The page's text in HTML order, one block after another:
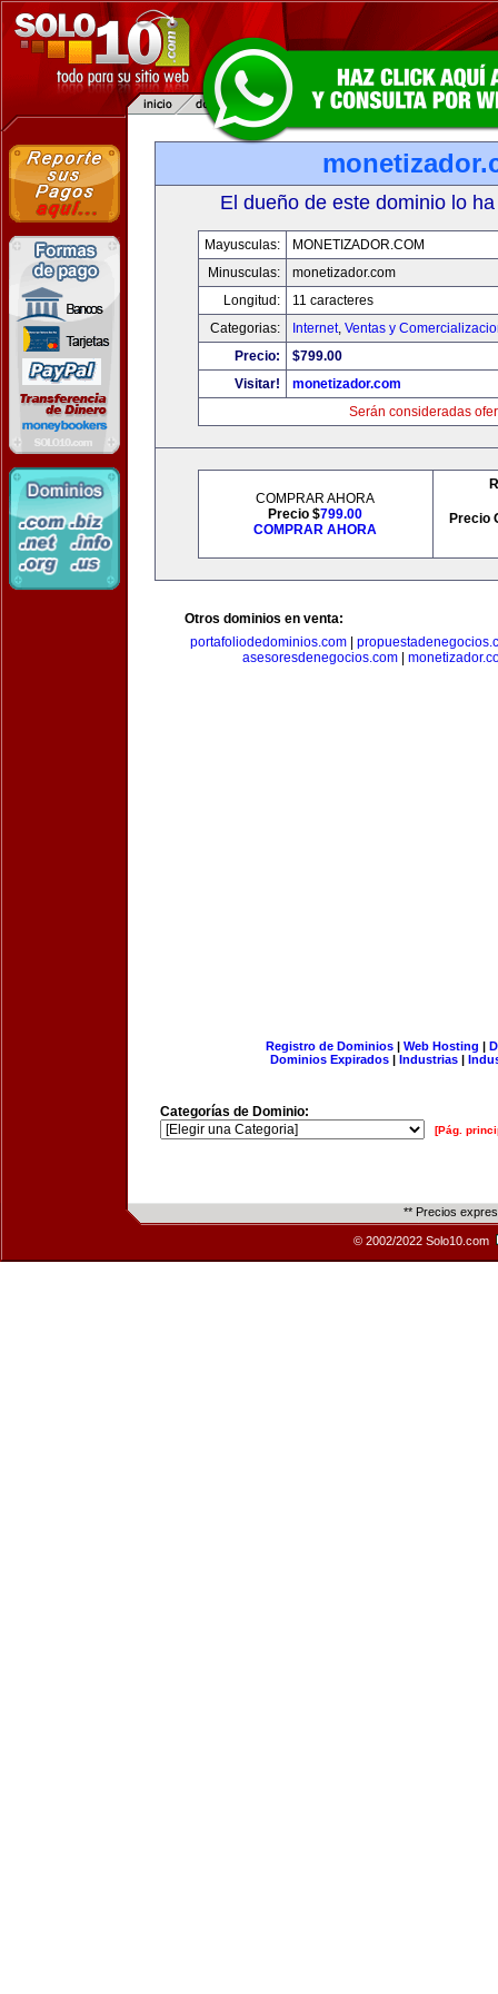
El dueño de este dominio lo
Mayusculas:
MONETIZADOR.COM
Minusculas:
monetizador.com
Longitud:
11 caracteres
Categorias:
Internet, Ventas y
Precio:
$799.00
Visitar!
monetizador.com
Serán consideradas
COMPRAR AHORA
Precio $799.00
COMPRAR AHORA
Precio
Otros dominios en venta:
portafoliodedominios.com|
asesoresdenegocios.com
Registro de Dominios| Web Hosting |
Dominios Expirados | Industrias |
Categorías de Dominio:
[Pág.
** Precios
© 2002/2022 Solo10.com